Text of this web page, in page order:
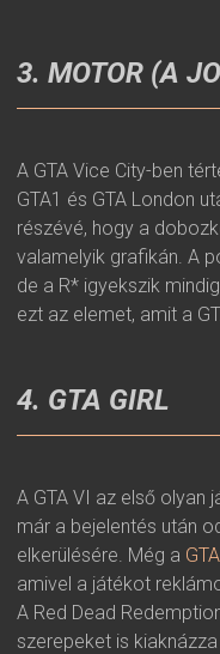
3. MOTOR (A
A GTA Vice City-ben
GTA1 és GTA London
részévé, hogy a
valamelyik grafikán. A
de a R* igyekszik
ezt az elemet, amit a
4. GTA GIRL
A GTA VI az első olyan
már a bejelentés után
elkerülésére. Még a
amivel a játékot
A Red Dead
szerepeket is